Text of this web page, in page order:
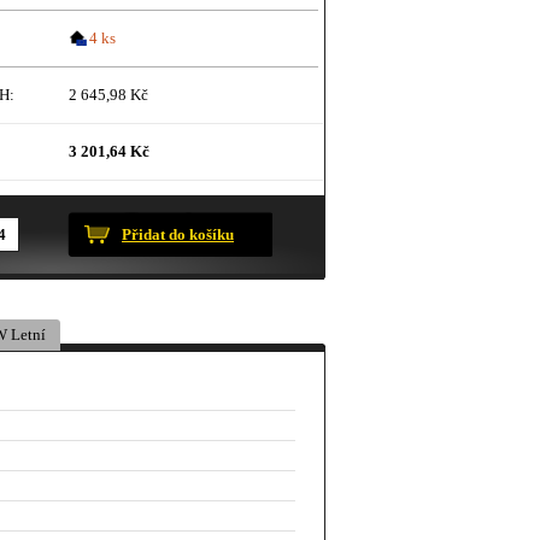
4 ks
2 645,98 Kč
3 201,64 Kč
Přidat do košíku
Letní